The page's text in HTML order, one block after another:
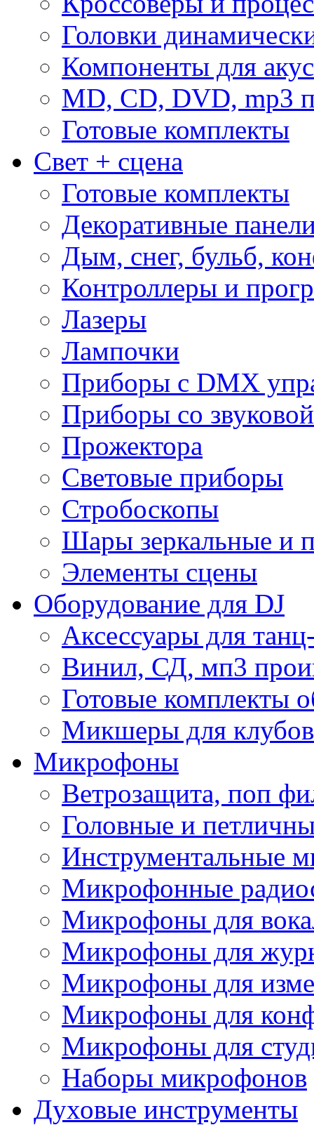
Головки
Компоненты для
MD, CD, DVD, mp3
Готовые комплекты
Свет + сцена
Готовые комплекты
Декоративные
Дым, снег, бульб,
Контроллеры и
Лазеры
Лампочки
Приборы с DMX
Приборы со
Прожектора
Световые приборы
Стробоскопы
Шары зеркальные и
Элементы сцены
Оборудование для DJ
Аксессуары для
Винил, СД, мп3
Готовые комплекты
Микшеры для клубов
Микрофоны
Ветрозащита, поп
Головные и
Инструментальные
Микрофонные
Микрофоны для
Микрофоны для
Микрофоны для
Микрофоны для
Микрофоны для
Наборы микрофонов
Духовые инструменты